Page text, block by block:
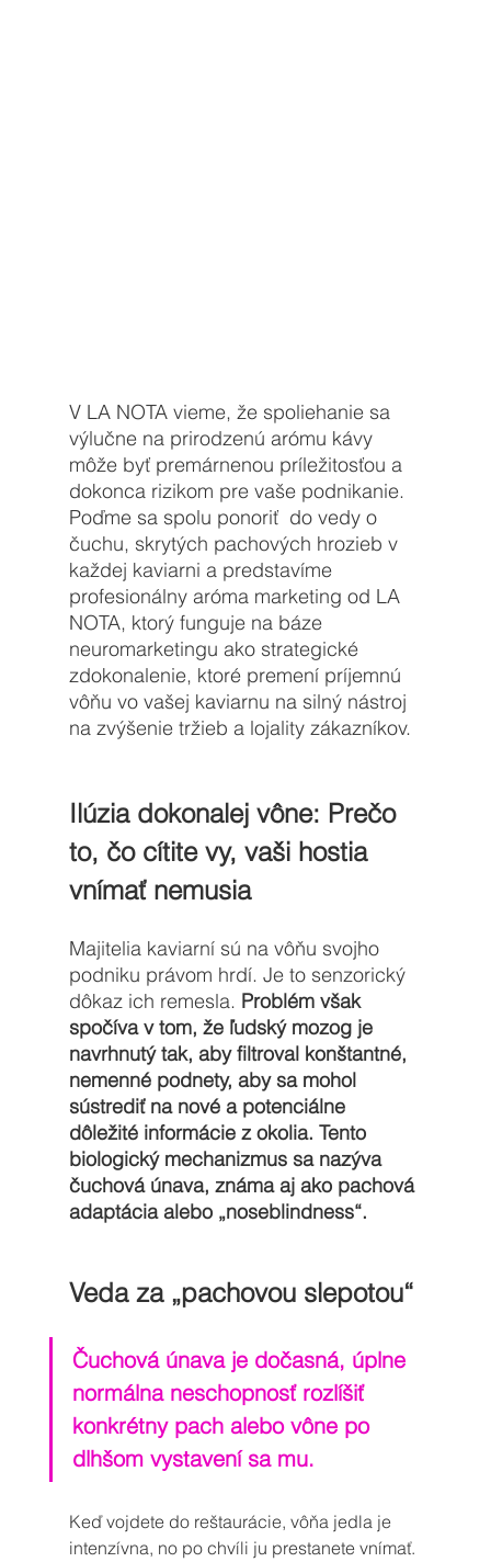
V LA NOTA vieme, že spoliehanie sa
výlučne na prirodzenú arómu kávy
môže byť premárnenou príležitosťou a
dokonca rizikom pre vaše podnikanie.
Poďme sa spolu ponoriť  do vedy o
čuchu, skrytých pachových hrozieb v
každej kaviarni a predstavíme
profesionálny aróma marketing od LA
NOTA, ktorý funguje na báze
neuromarketingu ako strategické
zdokonalenie, ktoré premení príjemnú
vôňu vo vašej kaviarnu na silný nástroj
na zvýšenie tržieb a lojality zákazníkov.
Ilúzia dokonalej vône: Prečo
to, čo cítite vy, vaši hostia
vnímať nemusia
Majitelia kaviarní sú na vôňu svojho
podniku právom hrdí. Je to senzorický
dôkaz ich remesla. Problém však
spočíva v tom, že ľudský mozog je
navrhnutý tak, aby filtroval konštantné,
nemenné podnety, aby sa mohol
sústrediť na nové a potenciálne
dôležité informácie z okolia. Tento
biologický mechanizmus sa nazýva
čuchová únava, známa aj ako pachová
adaptácia alebo „noseblindness“.
Veda za „pachovou slepotou“
Čuchová únava je dočasná, úplne
normálna neschopnosť rozlíšiť
konkrétny pach alebo vône po
dlhšom vystavení sa mu.
Keď vojdete do reštaurácie, vôňa jedla je
intenzívna, no po chvíli ju prestanete vnímať.